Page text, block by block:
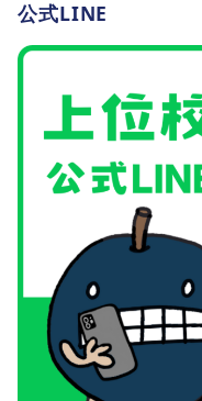
公式LINE